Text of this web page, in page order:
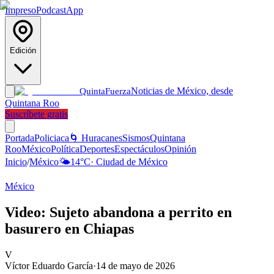
ImpresoPodcastApp
Edición
QuintaFuerzaNoticias de México, desde
Quintana Roo
Suscríbete gratis
PortadaPoliciaca 🌀 HuracanesSismosQuintana
RooMéxicoPolíticaDeportesEspectáculosOpinión
Inicio/México🌤️14°C· Ciudad de México
México
Video: Sujeto abandona a perrito en
basurero en Chiapas
V
Víctor Eduardo García·14 de mayo de 2026